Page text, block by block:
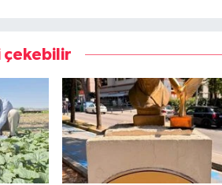
çekebilir